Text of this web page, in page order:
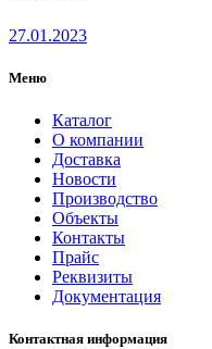
27.01.2023
Меню
Каталог
О компании
Доставка
Новости
Производство
Объекты
Контакты
Прайс
Реквизиты
Документация
Контактная информация